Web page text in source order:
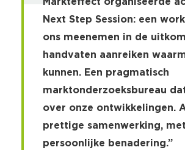
Next Step Session: een
ons meenemen in de
handvaten aanreiken
kunnen. Een pragmatisch
marktonderzoeksbureau
over onze ontwikkelingen.
prettige samenwerking,
persoonlijke benadering.”